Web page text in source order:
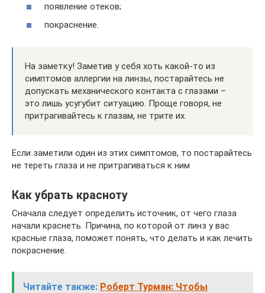
появление отеков;
покраснение.
На заметку! Заметив у себя хоть какой-то из
симптомов аллергии на линзы, постарайтесь не
допускать механического контакта с глазами –
это лишь усугубит ситуацию. Проще говоря, не
притрагивайтесь к глазам, не трите их.
Если заметили один из этих симптомов, то постарайтесь
не тереть глаза и не притрагиваться к ним
Как убрать красноту
Сначала следует определить источник, от чего глаза
начали краснеть. Причина, по которой от линз у вас
красные глаза, поможет понять, что делать и как лечить
покраснение.
Читайте также: Роберт Турман: Чтобы